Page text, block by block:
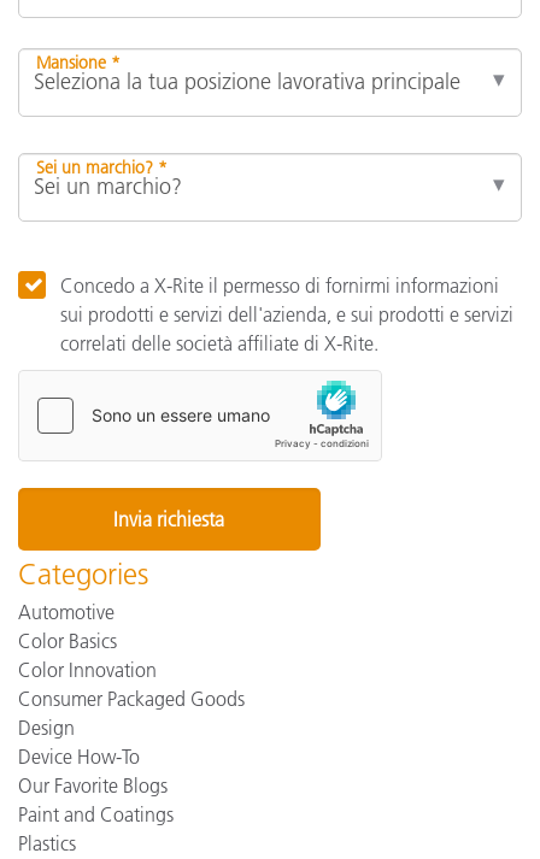
Mansione *
Sei un marchio? *
Concedo a X-Rite il permesso di fornirmi informazioni
sui prodotti e servizi dell'azienda, e sui prodotti e servizi
correlati delle società affiliate di X-Rite.
Categories
Automotive
Color Basics
Color Innovation
Consumer Packaged Goods
Design
Device How-To
Our Favorite Blogs
Paint and Coatings
Plastics